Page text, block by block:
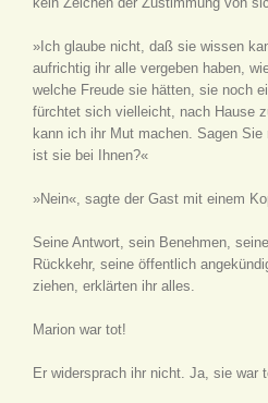
»Ich glaube nicht, daß sie wissen
aufrichtig ihr alle vergeben haben,
welche Freude sie hätten, sie noch
fürchtet sich vielleicht, nach Hause
kann ich ihr Mut machen. Sagen Sie
ist sie bei Ihnen?«
»Nein«, sagte der Gast mit einem
Seine Antwort, sein Benehmen,
Rückkehr, seine öffentlich
ziehen, erklärten ihr alles.
Marion war tot!
Er widersprach ihr nicht. Ja, sie war